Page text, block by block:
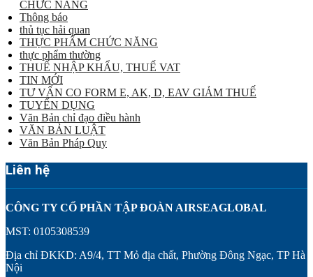
CHỨC NĂNG
Thông báo
thủ tục hải quan
THỰC PHẨM CHỨC NĂNG
thực phẩm thường
THUẾ NHẬP KHẨU, THUẾ VAT
TIN MỚI
TƯ VẤN CO FORM E, AK, D, EAV GIẢM THUẾ
TUYỂN DỤNG
Văn Bản chỉ đạo điều hành
VĂN BẢN LUẬT
Văn Bản Pháp Quy
Liên hệ
CÔNG TY CỔ PHẦN TẬP ĐOÀN AIRSEAGLOBAL
MST: 0105308539
Địa chỉ ĐKKD: A9/4, TT Mỏ địa chất, Phường Đông Ngạc, TP Hà
Nội